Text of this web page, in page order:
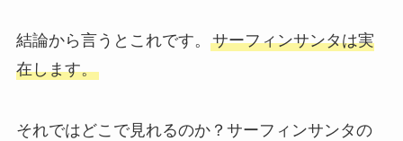
結論から言うとこれです。 サーフィンサンタは実
在します。
それではどこで見れるのか？サーフィンサンタの